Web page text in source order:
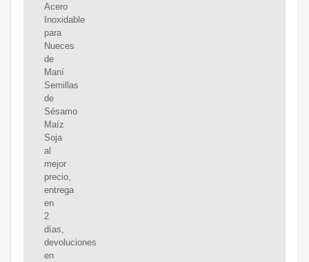
Acero
Inoxidable
para
Nueces
de
Maní
Semillas
de
Sésamo
Maíz
Soja
al
mejor
precio,
entrega
en
2
días,
devoluciones
en